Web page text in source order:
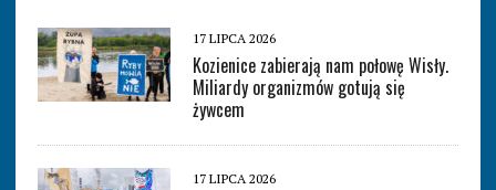
17 LIPCA 2026
Kozienice zabierają nam połowę Wisły.
Miliardy organizmów gotują się
żywcem
17 LIPCA 2026